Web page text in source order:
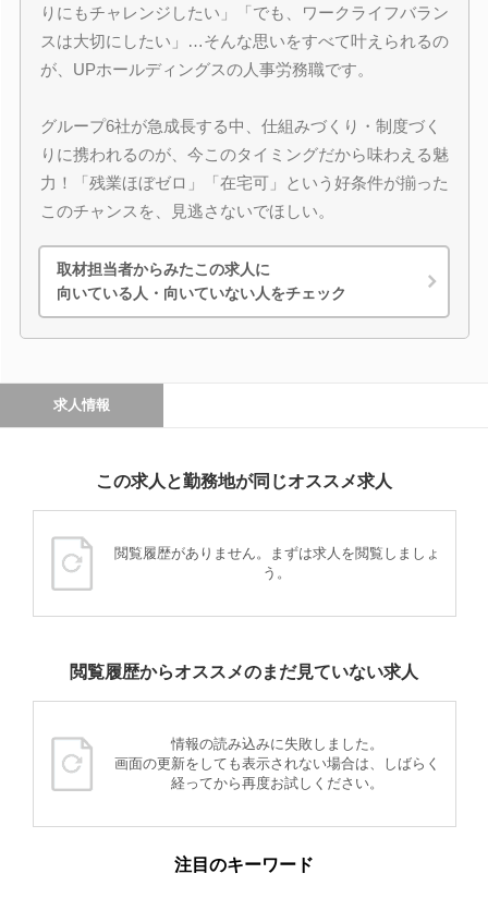
りにもチャレンジしたい」「でも、ワークライフバラン
スは大切にしたい」…そんな思いをすべて叶えられるの
が、UPホールディングスの人事労務職です。
グループ6社が急成長する中、仕組みづくり・制度づく
りに携われるのが、今このタイミングだから味わえる魅
力！「残業ほぼゼロ」「在宅可」という好条件が揃った
このチャンスを、見逃さないでほしい。
取材担当者からみたこの求人に
向いている人・向いていない人をチェック
求人情報
この求人と勤務地が同じオススメ求人
閲覧履歴がありません。まずは求人を閲覧しましょ
う。
閲覧履歴からオススメのまだ見ていない求人
情報の読み込みに失敗しました。
画面の更新をしても表示されない場合は、しばらく
経ってから再度お試しください。
注目のキーワード